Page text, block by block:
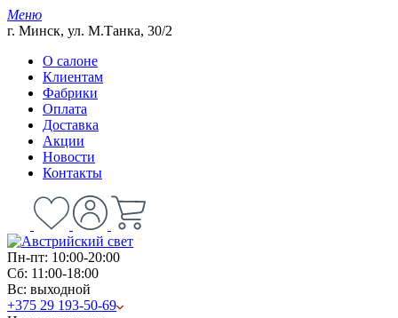
Меню
г. Минск, ул. М.Танка, 30/2
О салоне
Клиентам
Фабрики
Оплата
Доставка
Акции
Новости
Контакты
Пн-пт: 10:00-20:00
Сб: 11:00-18:00
Вс: выходной
+375 29 193-50-69